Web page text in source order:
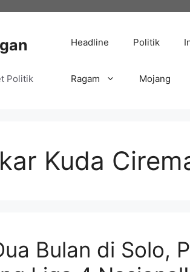
Politik
Headline Politik
Ragam Mojang
Kuda
Bulan di Solo,